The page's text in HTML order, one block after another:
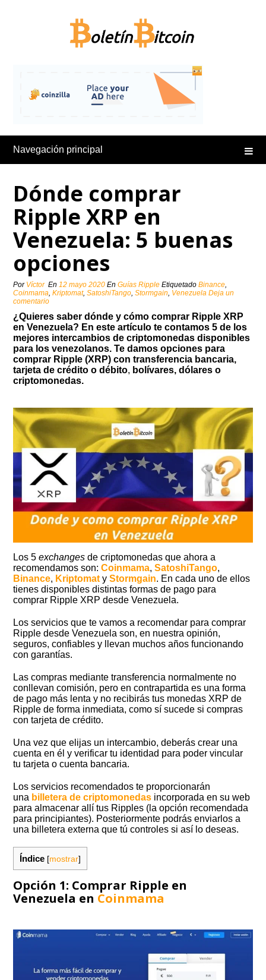
Navegación principal
Dónde comprar
Ripple XRP en
Venezuela: 5 buenas
opciones
Por Víctor En12 mayo 2020 EnGuías Ripple EtiquetadoBinance,
Coinmama,Kriptomat,SatoshiTango,Stormgain, Venezuela Deja un
comentario
¿Quieres saber dónde y cómo comprar Ripple XRP
en Venezuela? En este artículo te contamos 5 de los
mejores intercambios de criptomonedas disponibles
para los venezolanos. Te damos opciones para
comprar Ripple (XRP) con transferencia bancaria,
tarjeta de crédito o débito, bolívares, dólares o
criptomonedas.
Los 5exchanges de criptomonedas que ahora a
recomendamos son:Coinmama,SatoshiTango,
Binance, Kriptomat yStormgain. En cada uno de ellos
tienes disponibles distintas formas de pago para
comprar Ripple XRP desde Venezuela.
Los servicios que te vamos a recomendar para comprar
Ripple desde Venezuela son, en nuestra opinión,
seguros, confiables y llevan muchos años funcionando
con garantías.
Las compras mediante transferencia normalmente no
conllevan comisión, pero en contrapartida es una forma
de pago más lenta y no recibirás tus monedas XRP de
Ripple de forma inmediata, como sí sucede si compras
con tarjeta de crédito.
Una vez que elijas un intercambio, deberás crear una
cuenta en él y verificar tu identidad para poder vincular
tu tarjeta o cuenta bancaria.
Los servicios recomendados te proporcionarán
una billetera de criptomonedas incorporada en su web
para almacenar allí tus Ripples (la opción recomendada
para principiantes). Posteriormente podrás enviarlos a
una billetera externa que tú controles si así lo deseas.
Índice [mostrar]
Opción 1: Comprar Ripple en
Venezuela en Coinmama